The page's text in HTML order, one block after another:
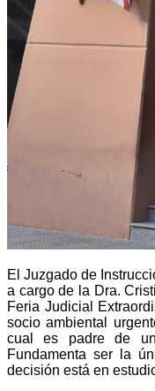
El Juzgado de
a cargo de la Dra.
Feria Judicial
socio ambiental
cual es padre de un
Fundamenta ser la
decisión está en